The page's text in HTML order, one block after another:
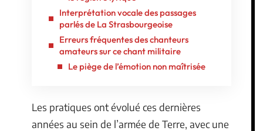
Interprétation vocale des passages
parlés de La Strasbourgeoise
Erreurs fréquentes des chanteurs
amateurs sur ce chant militaire
Le piège de l’émotion non maîtrisée
Les pratiques ont évolué ces dernières
années au sein de l’armée de Terre, avec une